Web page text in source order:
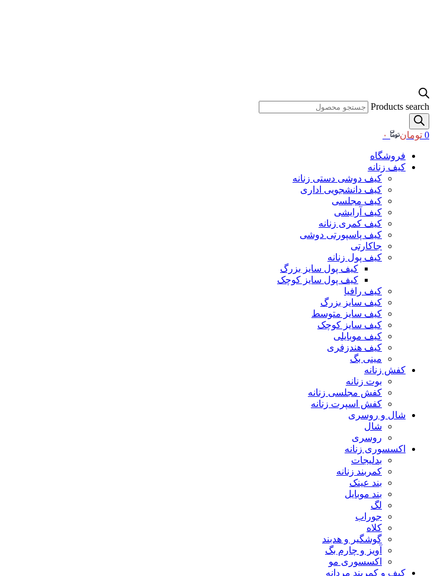
Products search
0 تومان
فروشگاه
کیف زنانه
کیف دوشی دستی زنانه
کیف دانشجویی اداری
کیف مجلسی
کیف آرایشی
کیف کمری زنانه
کیف پاسپورتی دوشی
جاکارتی
کیف پول زنانه
کیف پول سایز بزرگ
کیف پول سایز کوچک
کیف رافیا
کیف سایز بزرگ
کیف سایز متوسط
کیف سایز کوچک
کیف موبایلی
کیف هندزفری
مینی بگ
کفش زنانه
بوت زنانه
کفش مجلسی زنانه
کفش اسپرت زنانه
شال و روسری
شال
روسری
اکسسوری زنانه
بدلیجات
کمربند زنانه
بند عینک
بند موبایل
لگ
جوراب
کلاه
گوشگیر و هدبند
آویز و چارم بگ
اکسسوری مو
کیف و کمربند مردانه